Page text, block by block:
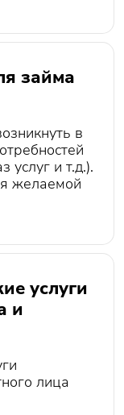
займа
в
услуг и т.д.).
желаемой
услуги
и
лица